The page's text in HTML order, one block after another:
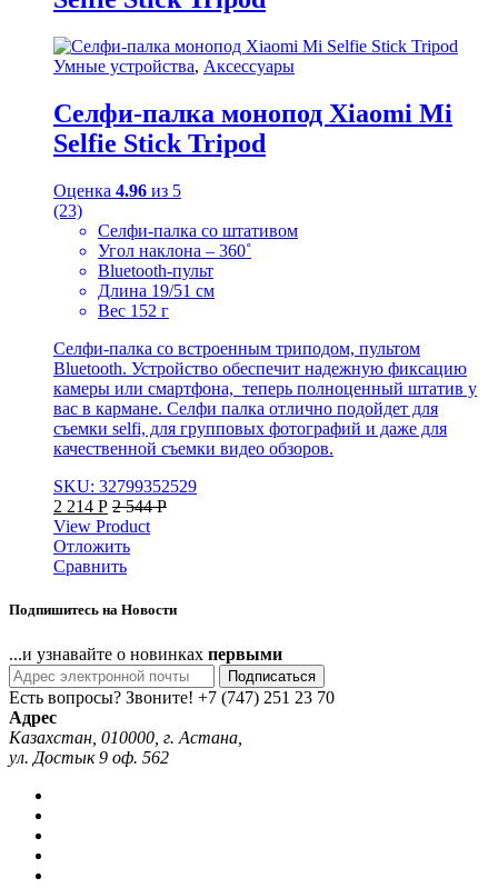
Умные устройства, Аксессуары
Селфи-палка монопод Xiaomi Mi
Selfie Stick Tripod
Оценка 4.96 из 5
(23)
Селфи-палка со штативом
Угол наклона – 360˚
Bluetooth-пульт
Длина 19/51 см
Вес 152 г
Селфи-палка со встроенным триподом, пультом
Bluetooth. Устройство обеспечит надежную фиксацию
камеры или смартфона, теперь полноценный штатив у
вас в кармане. Селфи палка отлично подойдет для
съемки selfi, для групповых фотографий и даже для
качественной съемки видео обзоров.
SKU: 32799352529
2 214 Р 2 544Р
View Product
Отложить
Сравнить
Подпишитесь на Новости
...и узнавайте о новинках первыми
Подписаться
Есть вопросы? Звоните! +7 (747) 251 23 70
Адрес
Казахстан, 010000, г. Астана,
ул. Достык 9 оф. 562